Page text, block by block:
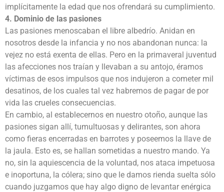
implícitamente la edad que nos ofrendará su cumplimiento.
4. Dominio de las pasiones
Las pasiones menoscaban el libre albedrío. Anidan en
nosotros desde la infancia y no nos abandonan nunca: la
vejez no está exenta de ellas. Pero en la primaveral juventud
las afecciones nos traían y llevaban a su antojo, éramos
víctimas de esos impulsos que nos indujeron a cometer mil
desatinos, de los cuales tal vez habremos de pagar de por
vida las crueles consecuencias.
En cambio, al establecernos en nuestro otoño, aunque las
pasiones sigan allí, tumultuosas y delirantes, son ahora
como fieras encerradas en barrotes y poseemos la llave de
la jaula. Esto es, se hallan sometidas a nuestro mando. Ya
no, sin la aquiescencia de la voluntad, nos ataca impetuosa
e inoportuna, la cólera; sino que le damos rienda suelta sólo
cuando juzgamos que hay algo digno de levantar enérgica